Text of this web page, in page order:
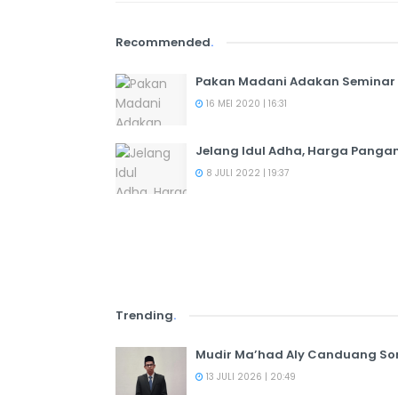
Recommended.
Pakan Madani Adakan
16 MEI 2020 | 16:31
Jelang Idul Adha, Harga
8 JULI 2022 | 19:37
Trending.
Mudir Ma’had Aly Canduang
13 JULI 2026 | 20:49